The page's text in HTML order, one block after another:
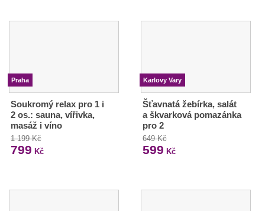
Praha
Soukromý relax pro 1 i
2 os.: sauna, vířivka,
masáž i víno
1 199 Kč
799 Kč
Karlovy Vary
Šťavnatá žebírka, salát
a škvarková pomazánka
pro 2
649 Kč
599 Kč